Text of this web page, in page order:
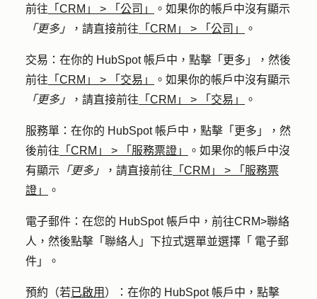
前往 「CRM」 > 「公司」
。如果你的帳戶中沒有顯示
「更多」
，請直接前往 「CRM」 > 「公司」 。
交易 ：在你的 HubSpot 帳戶中，點擊 「更多」
，然後
前往 「CRM」 > 「交易」
。如果你的帳戶中沒有顯示
「更多」
，請直接前往 「CRM」 > 「交易」 。
服務單 ：在你的 HubSpot 帳戶中，點擊 「更多」
，然
後前往 「CRM」 > 「服務票證」
。如果你的帳戶中沒
有顯示 「更多」 ，請直接前往 「CRM」 >
「服務票
證」
。
電子郵件 ：在您的 HubSpot 帳戶中，前往CRM>聯絡
人 ，然後點擊「 聯絡人 」下拉式選單並選擇「 電子郵
件」
。
預約 （若已啟用 ）：在你的 HubSpot 帳戶中，點擊